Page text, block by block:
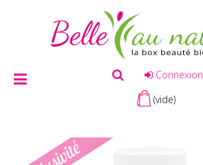
Connexion
(vide)